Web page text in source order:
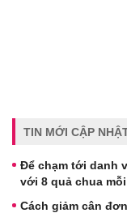
TIN MỚI CẬP
Để chạm tới danh
với 8 quả chua
Cách giảm cân